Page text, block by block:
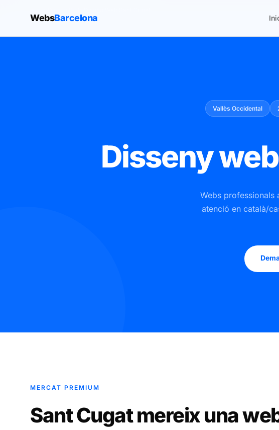
WebsBarcelona
Vallès Occidental
Disseny
Webs professionals
atenció en català/
MERCAT PREMIUM
Sant Cugat mereix una